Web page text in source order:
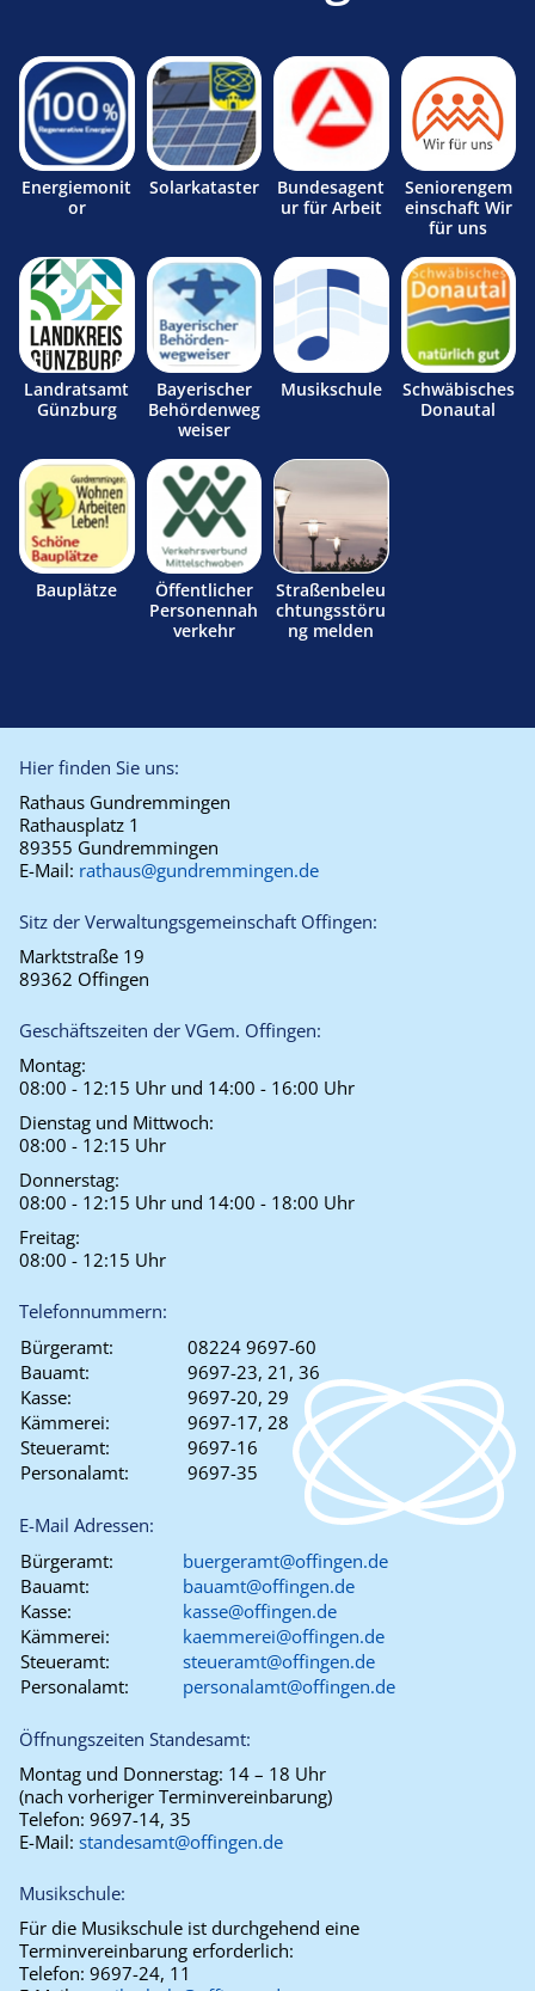
Energiemonit
or
Solarkataster
Bundesagent
ur für Arbeit
Seniorengem
einschaft Wir
für uns
Landratsamt
Günzburg
Bayerischer
Behördenweg
weiser
Musikschule
Schwäbisches
Donautal
Bauplätze
Öffentlicher
Personennah
verkehr
Straßenbeleu
chtungsstöru
ng melden
Hier finden Sie uns:
Rathaus Gundremmingen
Rathausplatz 1
89355 Gundremmingen
E-Mail: rathaus@gundremmingen.de
Sitz der Verwaltungsgemeinschaft Offingen:
Marktstraße 19
89362 Offingen
Geschäftszeiten der VGem. Offingen:
Montag:
08:00 - 12:15 Uhr und 14:00 - 16:00 Uhr
Dienstag und Mittwoch:
08:00 - 12:15 Uhr
Donnerstag:
08:00 - 12:15 Uhr und 14:00 - 18:00 Uhr
Freitag:
08:00 - 12:15 Uhr
Telefonnummern:
Bürgeramt:
08224 9697-60
Bauamt:
9697-23, 21, 36
Kasse:
9697-20, 29
Kämmerei:
9697-17, 28
Steueramt:
9697-16
Personalamt:
9697-35
E-Mail Adressen:
Bürgeramt:
buergeramt@offingen.de
Bauamt:
bauamt@offingen.de
Kasse:
kasse@offingen.de
Kämmerei:
kaemmerei@offingen.de
Steueramt:
steueramt@offingen.de
Personalamt:
personalamt@offingen.de
Öffnungszeiten Standesamt:
Montag und Donnerstag: 14 – 18 Uhr
(nach vorheriger Terminvereinbarung)
Telefon: 9697-14, 35
E-Mail: standesamt@offingen.de
Musikschule:
Für die Musikschule ist durchgehend eine
Terminvereinbarung erforderlich:
Telefon: 9697-24, 11